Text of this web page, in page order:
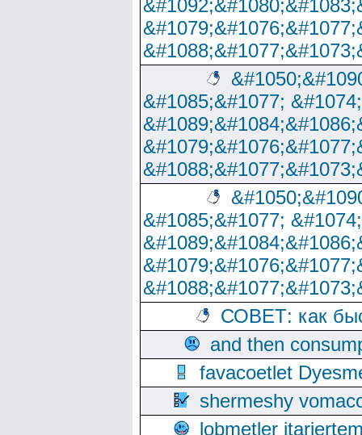
&#1085;&#1077;
&#1085;&#1077;
СОВЕТ: как
and then
favacoetlet
shermeshy
lobmetler